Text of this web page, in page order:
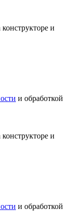
и
и обработкой
и
и обработкой